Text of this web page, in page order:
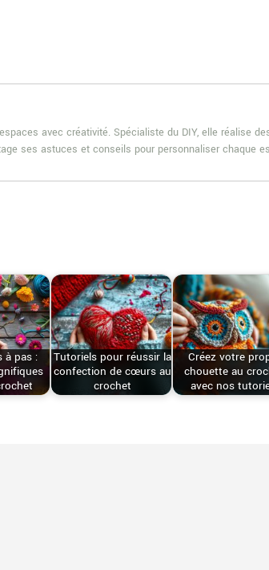
avec créativité. Spécialiste du DIY, elle réalise
ses astuces et conseils pour personnaliser chaque
à pas :
Tutoriels pour réussir la
confection de cœurs au
crochet
Créez votre
chouette au
avec nos